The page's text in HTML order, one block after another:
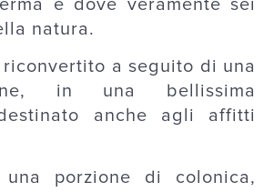
e dove veramente sei
natura.
riconvertito a seguito di una
in una bellissima
anche agli affitti
porzione di colonica,